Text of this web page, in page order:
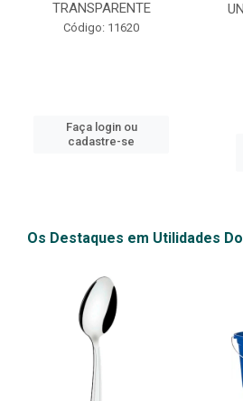
TRANSPARENTE
Código: 11620
Faça login ou
cadastre-se
Os Destaques em Utilidades